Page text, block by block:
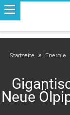
Startseite Energie
Neue